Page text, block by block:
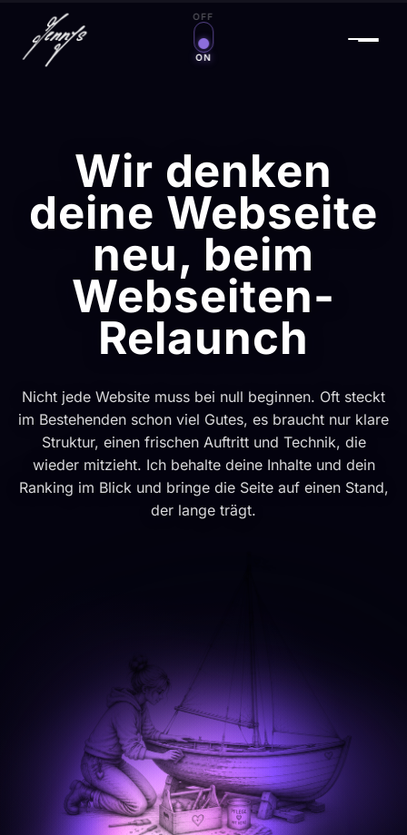
OFF
ON
Zauberwelt an/aus
Wir denken
deine Webseite
neu, beim
Webseiten-
Relaunch
Nicht jede Website muss bei null beginnen. Oft steckt
im Bestehenden schon viel Gutes, es braucht nur klare
Struktur, einen frischen Auftritt und Technik, die
wieder mitzieht. Ich behalte deine Inhalte und dein
Ranking im Blick und bringe die Seite auf einen Stand,
der lange trägt.